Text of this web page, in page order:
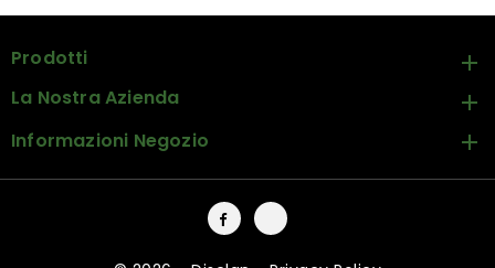
Prodotti 
La Nostra Azienda 
Informazioni Negozio 
Facebook